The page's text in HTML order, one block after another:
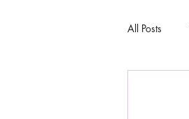
All Posts